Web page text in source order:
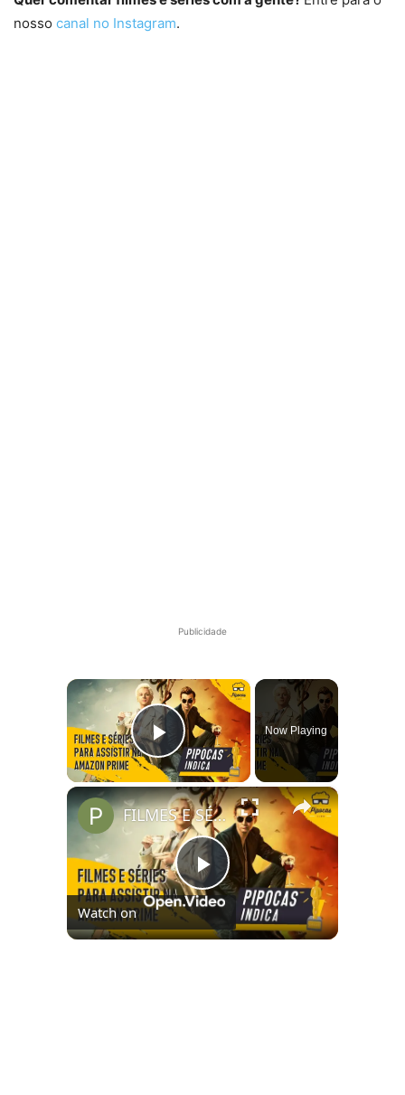
nosso canal no Instagram.
Publicidade
×
Play Video
Now Playing
×
Play
Video
FILMES E SÉRIES PARA ASSISTIR NO AMAZON PRIME VIDEO | #PipocasIndica 7
Watch on